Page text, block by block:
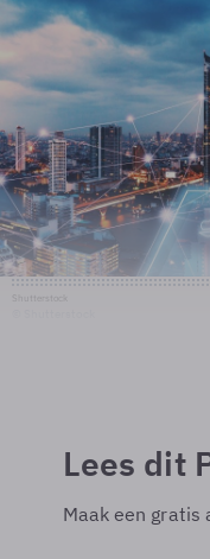
Lees dit
Maak een gratis